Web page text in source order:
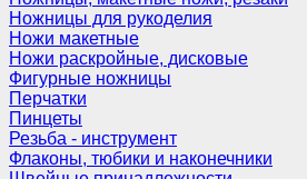
Ножницы для рукоделия
Ножи макетные
Ножи раскройные, дисковые
Фигурные ножницы
Перчатки
Пинцеты
Резьба - инструмент
Флаконы, тюбики и наконечники